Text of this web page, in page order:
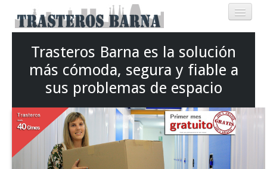
Nuestros Trasteros
Autónomos
Empresas
Trasteros Barna es la solución
más cómoda, segura y fiable a
sus problemas de espacio